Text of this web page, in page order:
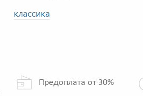
классика
Предоплата от 30%